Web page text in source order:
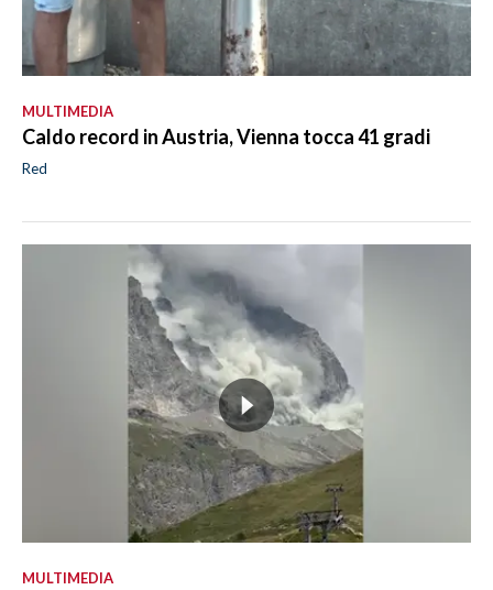
MULTIMEDIA
Caldo record in Austria, Vienna tocca 41 gradi
Red
MULTIMEDIA